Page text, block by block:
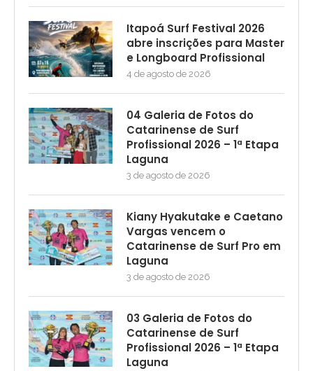
Itapoá Surf Festival 2026
abre inscrições para Master
e Longboard Profissional
4 de agosto de 2026
04 Galeria de Fotos do
Catarinense de Surf
Profissional 2026 – 1ª Etapa
Laguna
3 de agosto de 2026
Kiany Hyakutake e Caetano
Vargas vencem o
Catarinense de Surf Pro em
Laguna
3 de agosto de 2026
03 Galeria de Fotos do
Catarinense de Surf
Profissional 2026 – 1ª Etapa
Laguna